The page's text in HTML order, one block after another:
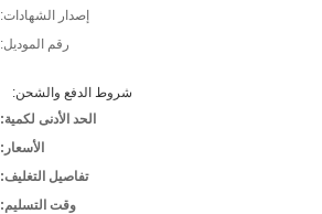
إصدار الشهادات:
رقم الموديل:
شروط الدفع والشحن:
الحد الأدنى لكمية:
الأسعار:
تفاصيل التغليف:
وقت التسليم: